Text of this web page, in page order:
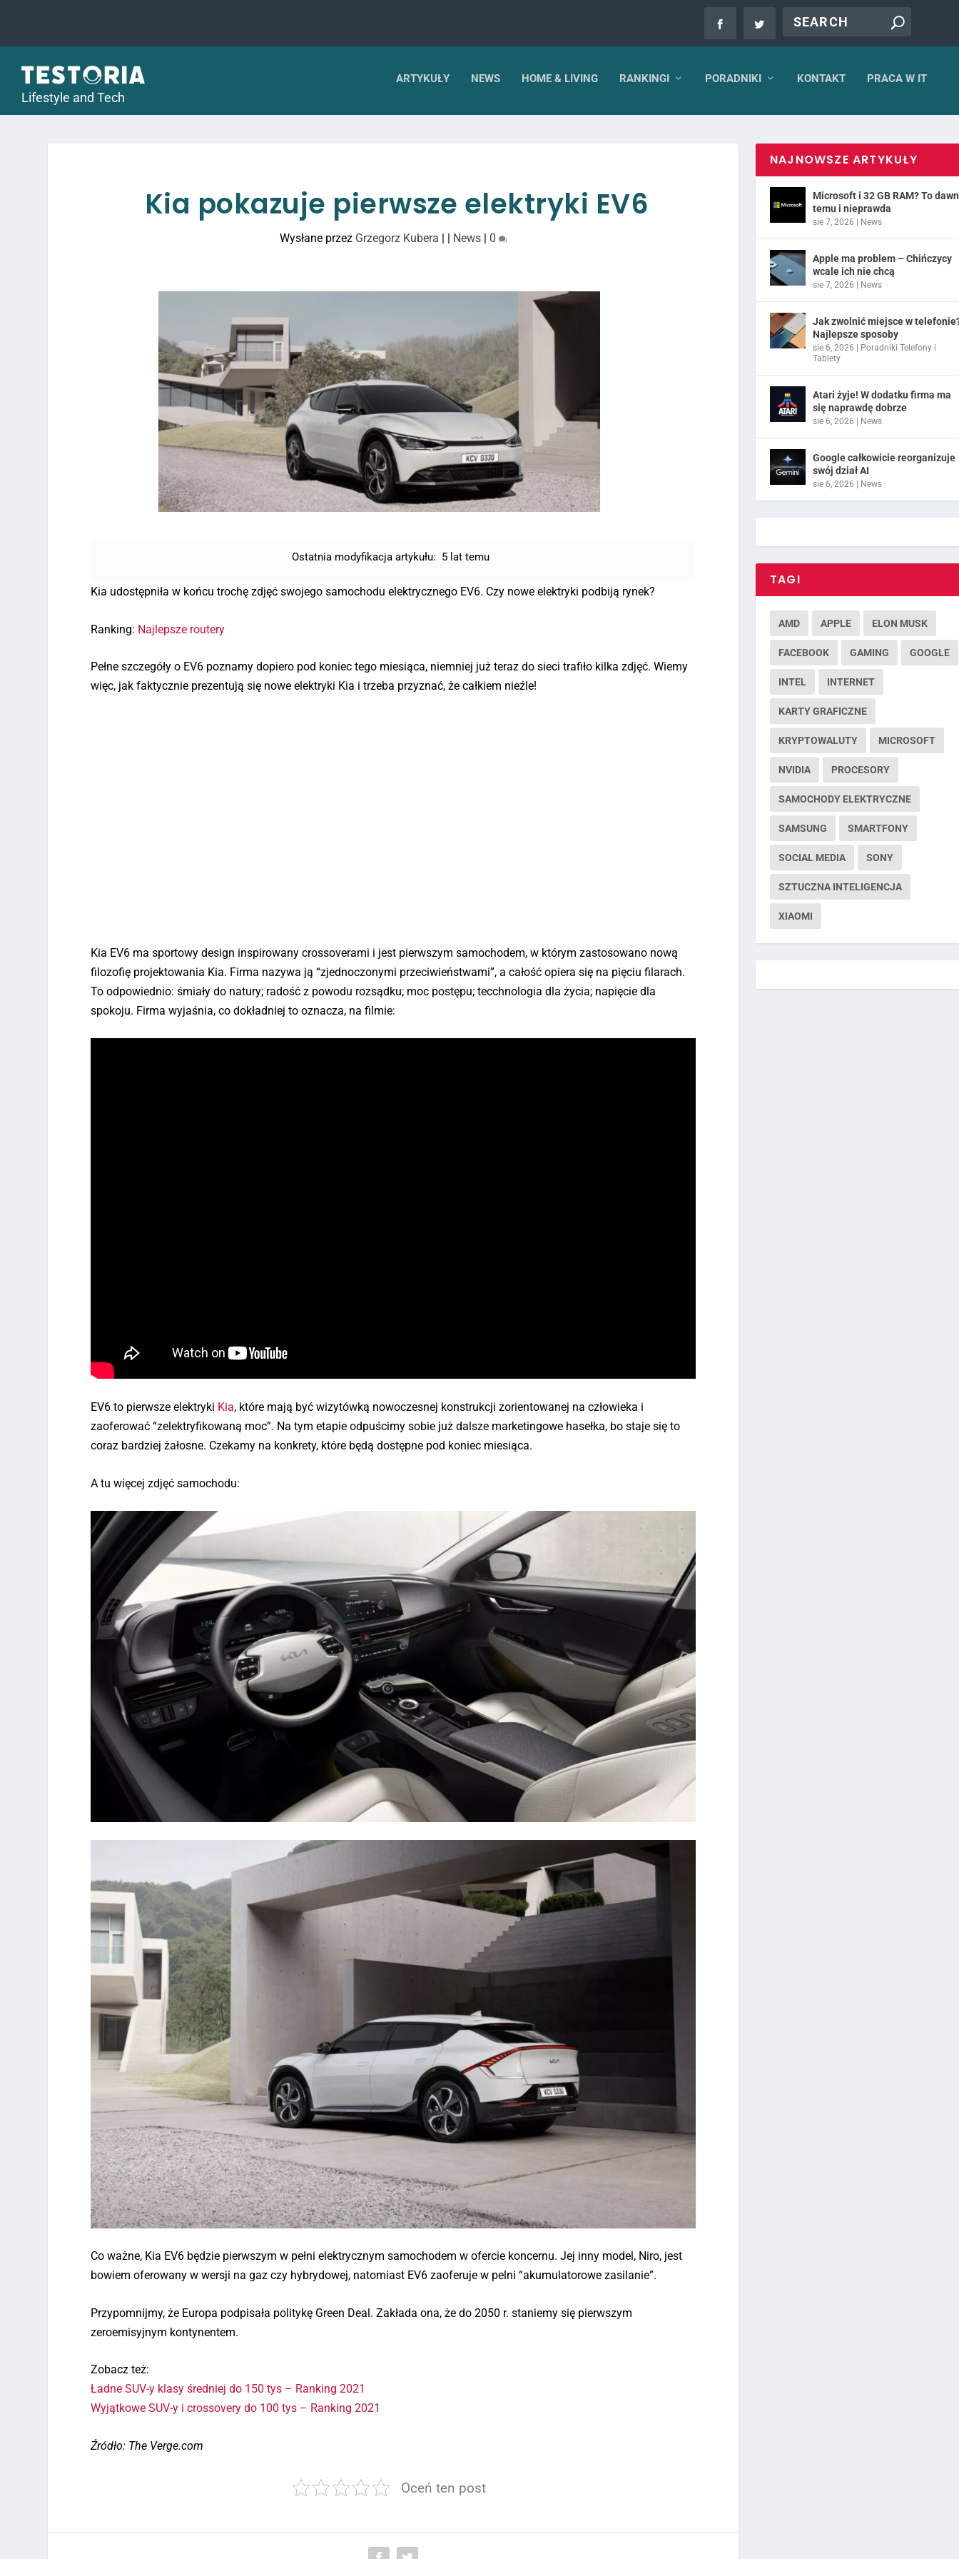
Lifestyle and Tech
ARTYKUŁY NEWS HOME & LIVING RANKINGI PORADNIKI KONTAKT PRACA W IT
Kia pokazuje pierwsze elektryki EV6
Wysłane przez Grzegorz Kubera | | News| 0
Ostatnia modyfikacja artykułu: 5 lat temu
Kia udostępniła w końcu trochę zdjęć swojego samochodu elektrycznego EV6. Czy nowe elektryki podbiją rynek?
Ranking: Najlepsze routery
Pełne szczegóły o EV6 poznamy dopiero pod koniec tego miesiąca, niemniej już teraz do sieci trafiło kilka zdjęć. Wiemy
więc, jak faktycznie prezentują się nowe elektryki Kia i trzeba przyznać, że całkiem nieźle!
Kia EV6 ma sportowy design inspirowany crossoverami i jest pierwszym samochodem, w którym zastosowano nową
filozofię projektowania Kia. Firma nazywa ją “zjednoczonymi przeciwieństwami”, a całość opiera się na pięciu filarach.
To odpowiednio: śmiały do natury; radość z powodu rozsądku; moc postępu; tecchnologia dla życia; napięcie dla
spokoju. Firma wyjaśnia, co dokładniej to oznacza, na filmie:
EV6 to pierwsze elektryki Kia, które mają być wizytówką nowoczesnej konstrukcji zorientowanej na człowieka i
zaoferować “zelektryfikowaną moc”. Na tym etapie odpuścimy sobie już dalsze marketingowe hasełka, bo staje się to
coraz bardziej żałosne. Czekamy na konkrety, które będą dostępne pod koniec miesiąca.
A tu więcej zdjęć samochodu:
Co ważne, Kia EV6 będzie pierwszym w pełni elektrycznym samochodem w ofercie koncernu. Jej inny model, Niro, jest
bowiem oferowany w wersji na gaz czy hybrydowej, natomiast EV6 zaoferuje w pelni “akumulatorowe zasilanie”.
Przypomnijmy, że Europa podpisała politykę Green Deal. Zakłada ona, że do 2050 r. staniemy się pierwszym
zeroemisyjnym kontynentem.
Zobacz też:
Ładne SUV-y klasy średniej do 150 tys – Ranking 2021
Wyjątkowe SUV-y i crossovery do 100 tys – Ranking 2021
Źródło: The Verge.com
Oceń ten post
NAJNOWSZE ARTYKUŁY
Microsoft i 32 GB RAM? To
temu i nieprawda
sie 7, 2026 | News
Apple ma problem – Chińczycy
wcale ich nie chcą
sie 7, 2026 | News
Jak zwolnić miejsce w
Najlepsze sposoby
sie 6, 2026 | Poradniki Telefony i
Tablety
Atari żyje! W dodatku firma ma
się naprawdę dobrze
sie 6, 2026 | News
Google całkowicie reorganizuje
swój dział AI
sie 6, 2026 | News
TAGI
AMD APPLE ELON MUSK
FACEBOOK GAMING GOOGLE
INTEL INTERNET
KARTY GRAFICZNE
KRYPTOWALUTY MICROSOFT
NVIDIA PROCESORY
SAMOCHODY ELEKTRYCZNE
SAMSUNG SMARTFONY
SOCIAL MEDIA SONY
SZTUCZNA INTELIGENCJA
XIAOMI